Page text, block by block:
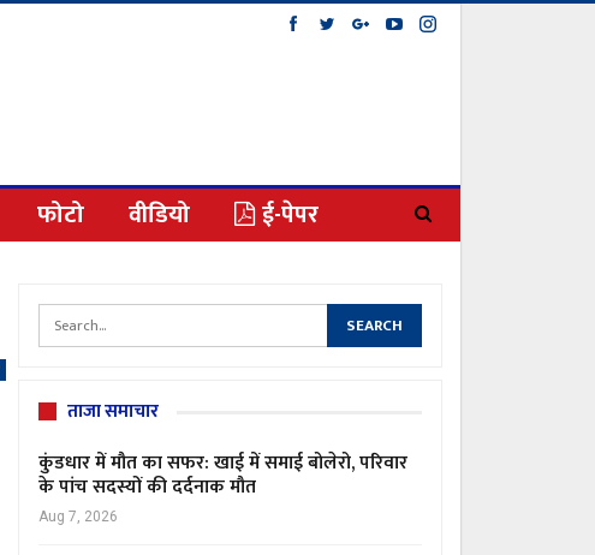
फोटो वीडियो ई-पेपर
ताजा समाचार
कुंडधार में मौत का सफर: खाई में समाई बोलेरो, परिवार
के पांच सदस्यों की दर्दनाक मौत
Aug 7, 2026